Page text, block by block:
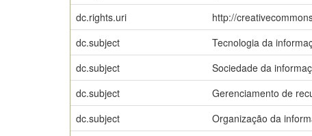
dc.rights.uri
http://
dc.subject
Tecnologia da
dc.subject
Sociedade da
dc.subject
Gerenciamento de
dc.subject
Organização da